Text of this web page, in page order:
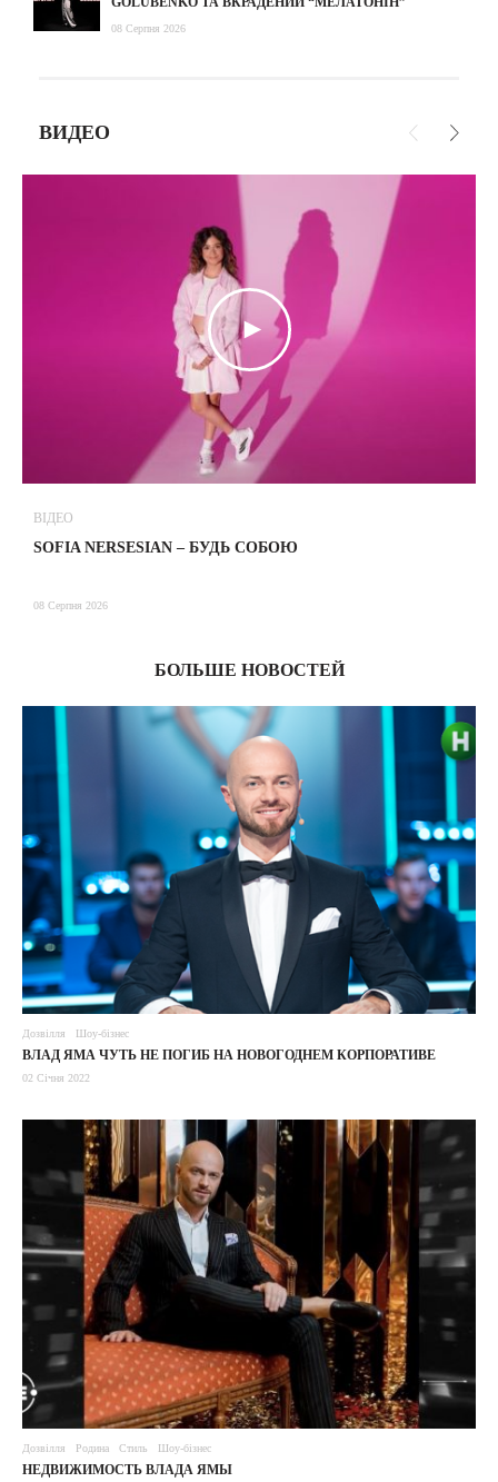
08 Серпня 2026
ВИДЕО
ВІДЕО
SOFIA NERSESIAN – БУДЬ СОБОЮ
08 Серпня 2026
БОЛЬШЕ НОВОСТЕЙ
Дозвілля Шоу-бізнес
ВЛАД ЯМА ЧУТЬ НЕ ПОГИБ НА НОВОГОДНЕМ КОРПОРАТИВЕ
02 Січня 2022
Дозвілля Родина Стиль Шоу-бізнес
НЕДВИЖИМОСТЬ ВЛАДА ЯМЫ